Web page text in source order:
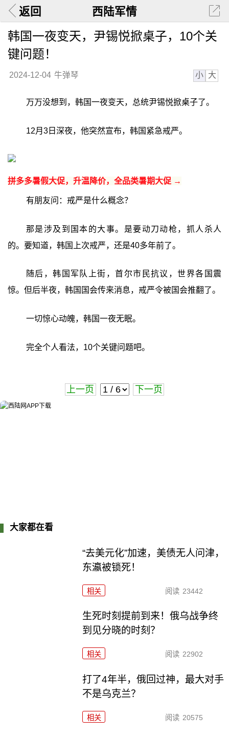
返回 西陆军情
韩国一夜变天，尹锡悦掀桌子，10个关
键问题！
2024-12-04 牛弹琴 小 大
万万没想到，韩国一夜变天，总统尹锡悦掀桌子了。
12月3日深夜，他突然宣布，韩国紧急戒严。
拼多多暑假大促，升温降价，全品类暑期大促 →
有朋友问：戒严是什么概念？
那是涉及到国本的大事。是要动刀动枪，抓人杀人
的。要知道，韩国上次戒严，还是40多年前了。
随后，韩国军队上街，首尔市民抗议，世界各国震
惊。但后半夜，韩国国会传来消息，戒严令被国会推翻了。
一切惊心动魄，韩国一夜无眠。
完全个人看法，10个关键问题吧。
上一页 下一页
大家都在看
“去美元化”加速，美债无人问津，
东瀛被锁死！
相关 阅读 23442
生死时刻提前到来！俄乌战争终
到见分晓的时刻？
相关 阅读 22902
打了4年半，俄回过神，最大对手
不是乌克兰？
相关 阅读 20575